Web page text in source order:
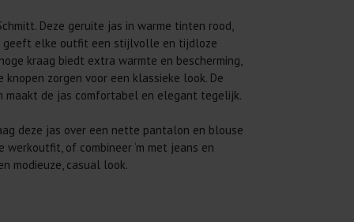
lang plezier hebben van je nieuwe kleding.
wij een aantal algemene was-tips:
even het was-etiket.
binnenste buiten. Dat beschermt de
wasmiddel. Per kledingstuk is een drupje
Deze geruite jas in warme tinten rood,
geeft elke outfit een stijlvolle en tijdloze
kraag biedt extra warmte en bescherming,
zorgen voor een klassieke look. De
maakt de jas comfortabel en elegant tegelijk.
deze jas over een nette pantalon en blouse
werkoutfit, of combineer ‘m met jeans en
modieuze, casual look.